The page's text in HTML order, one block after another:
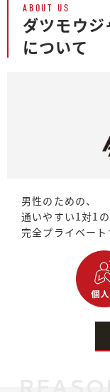
ABOUT US
ダツモウジ
について
男性のための、
通いやすい1対1の
完全プライベート